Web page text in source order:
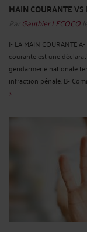
MAIN COURANTE
Par Gauthier LECOCQ
I- LA MAIN COURANTE
courante est une
gendarmerie nationale
infraction pénale. B-
>